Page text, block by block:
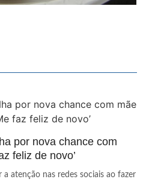
por nova chance com
feliz de novo’
a atenção nas redes sociais ao fazer